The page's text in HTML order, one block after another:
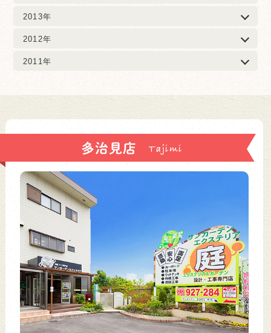
2013年
2012年
2011年
多治見店